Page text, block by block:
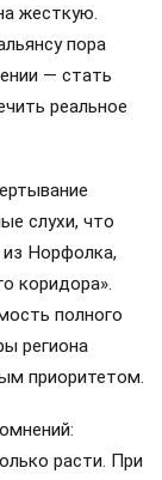
жесткую.
пора
— стать
реальное
слухи, что
Норфолка,
коридора».
полного
региона
приоритетом.
расти. При